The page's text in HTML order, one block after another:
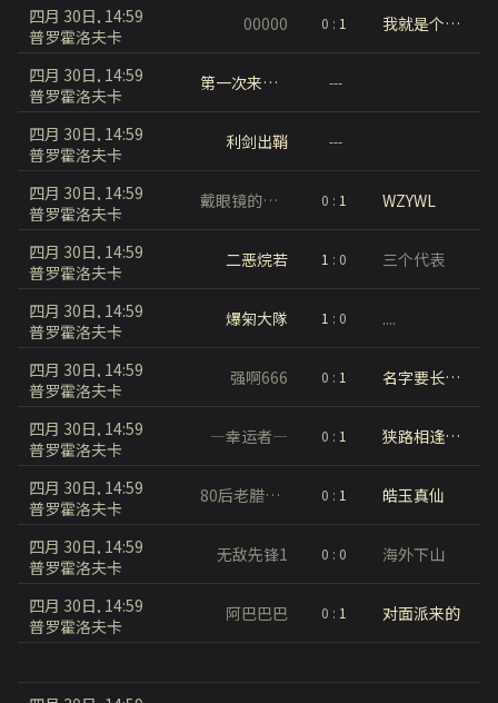
四月 30日, 14:59
普罗霍洛夫卡
00000 0 : 1 我就是个铁铁
四月 30日, 14:59
普罗霍洛夫卡
第一次来试试 ---
四月 30日, 14:59
普罗霍洛夫卡
利剑出鞘 ---
四月 30日, 14:59
普罗霍洛夫卡
戴眼镜的观察手 0 : 1 WZYWL
四月 30日, 14:59
普罗霍洛夫卡
二恶烷若 1 : 0 三个代表
四月 30日, 14:59
普罗霍洛夫卡
爆匊大隊 1 : 0 ....
四月 30日, 14:59
普罗霍洛夫卡
强啊666 0 : 1 名字要长躲在树丛打炮才不会被发现
四月 30日, 14:59
普罗霍洛夫卡
—幸运者— 0 : 1 狭路相逢军团
四月 30日, 14:59
普罗霍洛夫卡
80后老腊肉蹭200 0 : 1 皓玉真仙
四月 30日, 14:59
普罗霍洛夫卡
无敌先锋1 0 : 0 海外下山
四月 30日, 14:59
普罗霍洛夫卡
阿巴巴巴 0 : 1 对面派来的